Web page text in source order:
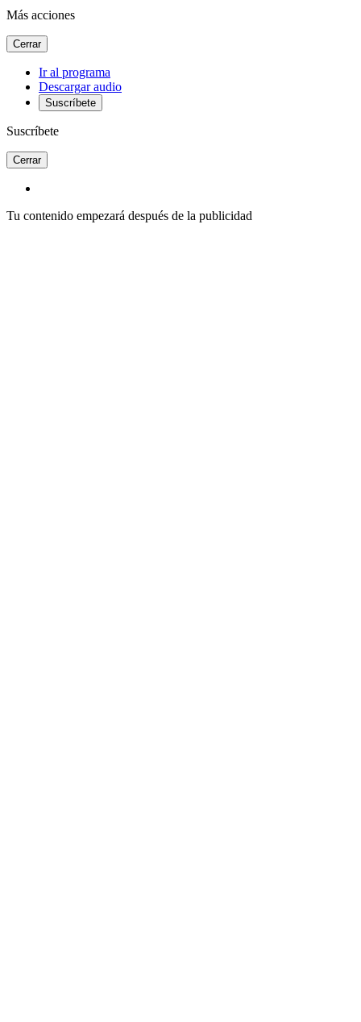
Más acciones
Cerrar
Ir al programa
Descargar audio
Suscríbete
Suscríbete
Cerrar
Tu contenido empezará después de la publicidad